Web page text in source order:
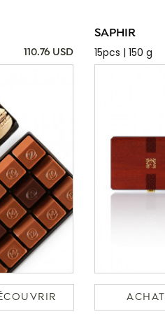
110.76 USD
SAPHIR
15pcs | 150 g
ACHAT